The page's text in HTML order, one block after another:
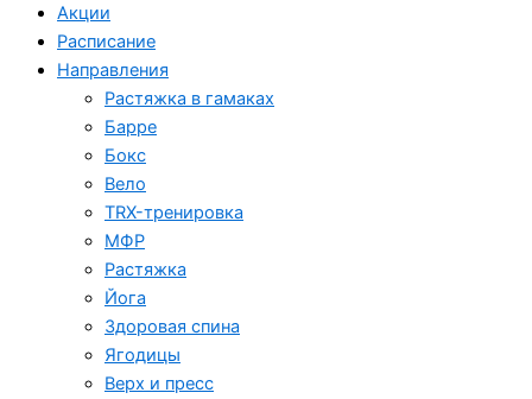
Акции
Расписание
Направления
Растяжка в гамаках
Барре
Бокс
Вело
TRX-тренировка
МФР
Растяжка
Йога
Здоровая спина
Ягодицы
Верх и пресс